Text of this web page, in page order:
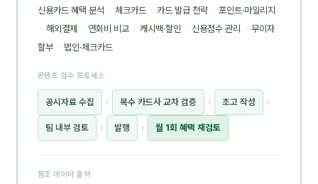
신용카드 혜택 분석 · 체크카드 · 카드 발급 전략 · 포인트·마일리지
· 해외결제 · 연회비 비교 · 캐시백·할인 · 신용점수 관리 · 무이자
할부 · 법인·체크카드
콘텐츠 검수 프로세스
공시자료 수집 › 복수 카드사 교차 검증 › 초고 작성 ›
팀 내부 검토 › 발행 › 월 1회 혜택 재검토
참조 데이터 출처